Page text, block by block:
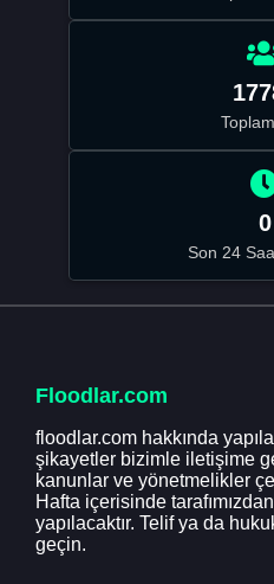
0
Son 24
Floodlar.com
floodlar.com hakkında
şikayetler bizimle iletişime
kanunlar ve yönetmelikler
Hafta içerisinde
yapılacaktır. Telif ya da
geçin.